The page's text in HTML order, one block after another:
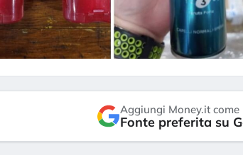
Aggiungi Money.it come
Fonte preferita su
il
«La mia vita è rovinata».
in preda al panico dopo lo scoppio
della bolla AI
Kospi, mentre gli investitori retail
30 luglio 2026